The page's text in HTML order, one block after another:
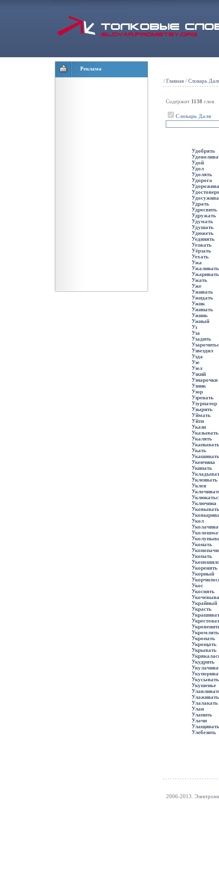
Реклама
/ Главная / Словарь
Содержит 1138 слов
Словарь Даля
Удобрять
Удой
Удол
Удолять
Удорога
Удрать
Удресвить
Удружать
Удумать
Удушать
Удюжеть
Уединять
Уезжать
Уёрзать
Уехать
Ужа
Ужаливать
Ужаривать
Ужать
Уже
Уживать
Ужидать
Ужик
Ужинать
Ужинь
Ужный
Уз
Уза
Узадить
Узвездил
Узда
Узе
Узел
Узкий
Узнарочки
Узник
Узор
Узревать
Узурпатор
Узырить
Уймать
Уйти
Укази
Указывать
Укалять
Укапывать
Укать
Укашивать
Укенчина
Укипать
Уклеивать
Уклея
Уключина
Уковывать
Укол
Уконать
Укопать
Укоренять
Укорный
Укос
Укоснять
Украйный
Украсть
Укромлять
Укропать
Укрощать
Укрывать
Укудрить
Укусывать
Укушенье
Улаживать
Улалакать
Улан
Улапить
Улачи
Улащивать
Улебезить
2006-2013.